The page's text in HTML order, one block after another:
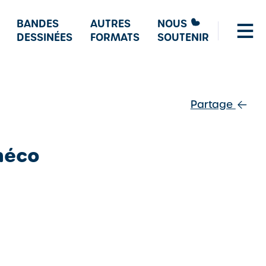
BANDES
DESSINÉES
AUTRES
FORMATS
NOUS
SOUTENIR
Partage